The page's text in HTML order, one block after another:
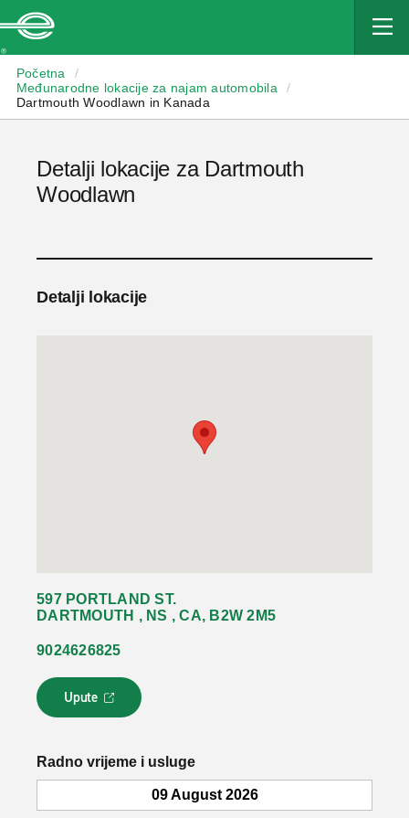
Početna
/
Međunarodne lokacije za najam automobila
/
Dartmouth Woodlawn in Kanada
Detalji lokacije za Dartmouth
Woodlawn
Detalji lokacije
597 PORTLAND ST.
DARTMOUTH , NS , CA, B2W 2M5
9024626825
Upute
L
i
k
o
Radno vrijeme i usluge
09 August 2026